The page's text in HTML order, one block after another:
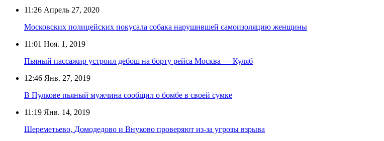
11:26 Апрель 27, 2020
Московских полицейских покусала собака нарушившей самоизоляцию женщины
11:01 Ноя. 1, 2019
Пьяный пассажир устроил дебош на борту рейса Москва — Куляб
12:46 Янв. 27, 2019
В Пулкове пьяный мужчина сообщил о бомбе в своей сумке
11:19 Янв. 14, 2019
Шереметьево, Домодедово и Внуково проверяют из-за угрозы взрыва